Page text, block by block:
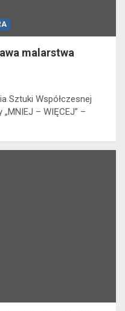
malarstwa
Sztuki Współczesnej
– WIĘCEJ” –